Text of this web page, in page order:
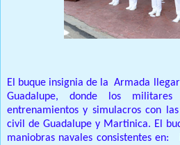
El buque insignia de la Armada
Guadalupe, donde los
entrenamientos y simulacros con
civil de Guadalupe y Martinica. El
maniobras navales consistentes